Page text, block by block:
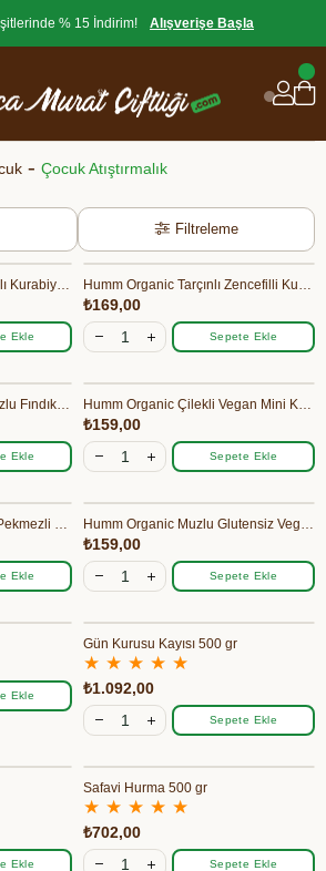
% 15 İndirim! Alışverişe Başla
Çocuk Atıştırmalık
Filtreleme
Humm Organic Kinoalı Ballı Kurabiye 55 gr
Ekle
Humm Organic Tarçınlı Zencefilli Kurabiye 55 gr
₺169,00
Sepete Ekle
Humm Organic Keçiboynuzlu Fındıklı Kurabiye 55 gr
Ekle
Humm Organic Çilekli Vegan Mini Küpler 30 gr
₺159,00
Sepete Ekle
Humm Organic Tahinli ve Pekmezli Vegan Kurabiye 55 gr
Ekle
Humm Organic Muzlu Glutensiz Vegan Mini Küpler 30 gr
₺159,00
Sepete Ekle
Ekle
Gün Kurusu Kayısı 500 gr
★ ★ ★ ★ ★
₺1.092,00
Sepete Ekle
Ekle
Safavi Hurma 500 gr
★ ★ ★ ★ ★
₺702,00
Sepete Ekle